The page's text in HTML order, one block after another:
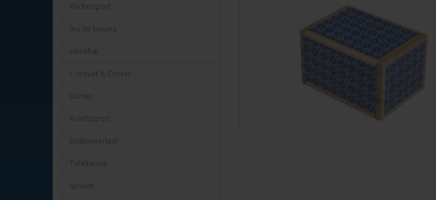
Racketsport
Jeu de boules
Honkbal
Croquet & Cricket
Darten
Krachtsport
Duikmateriaal
Tafeltennis
Sjoelen